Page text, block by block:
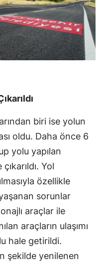
biri ise yolun
oldu. Daha önce 6
yolu yapılan
Yol
özellikle
sorunlar
araçlar ile
araçların ulaşımı
hale getirildi.
şekilde yenilenen